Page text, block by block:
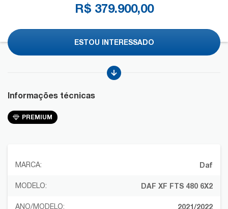
R$ 379.900,00
ESTOU INTERESSADO
Informações técnicas
PREMIUM
MARCA: Daf
MODELO: DAF XF FTS 480 6X2
ANO/MODELO: 2021/2022